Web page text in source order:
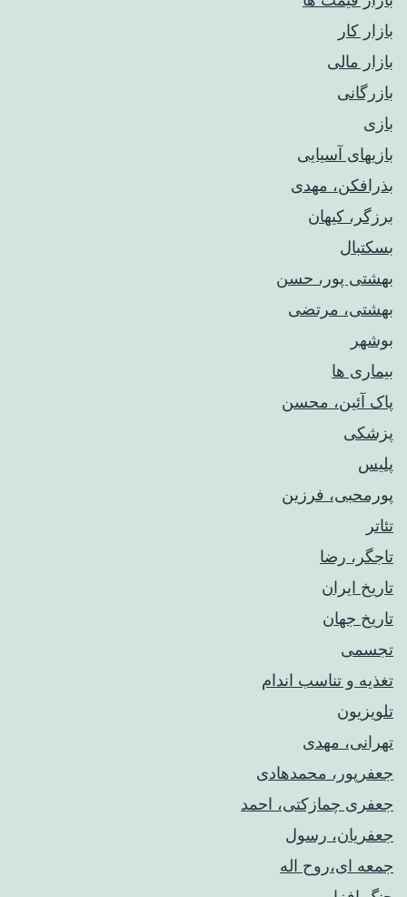
بازار کار
بازار مالی
بازرگانی
بازی
بازیهای آسیایی
بذرافکن، مهدی
برزگر، کیهان
بسکتبال
بهشتی پور، حسن
بهشتی، مرتضی
بوشهر
بیماری ها
پاک آئین، محسن
پزشکی
پلیس
پورمحبی، فرزین
تئاتر
تاجگر، رضا
تاریخ ایران
تاریخ جهان
تجسمی
تغذیه و تناسب اندام
تلویزیون
تهرانی، مهدی
جعفرپور، محمدهادی
جعفری چمازکتی، احمد
جعفریان، رسول
جمعه ای،روح اله